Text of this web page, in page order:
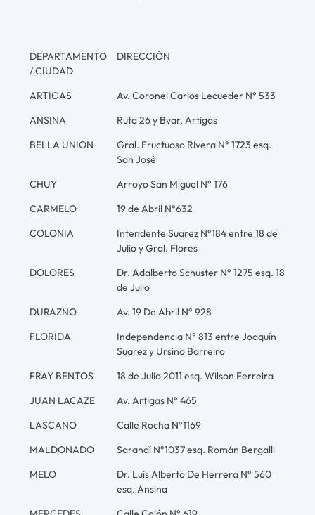
DEPARTAMENTO
/ CIUDAD
DIRECCIÓN
ARTIGAS
Av. Coronel Carlos Lecueder N° 533
ANSINA
Ruta 26 y Bvar. Artigas
BELLA UNION
Gral. Fructuoso Rivera N° 1723 esq.
San José
CHUY
Arroyo San Miguel N° 176
CARMELO
19 de Abril N°632
COLONIA
Intendente Suarez N°184 entre 18 de
Julio y Gral. Flores
DOLORES
Dr. Adalberto Schuster N° 1275 esq. 18
de Julio
DURAZNO
Av. 19 De Abril N° 928
FLORIDA
Independencia N° 813 entre Joaquín
Suarez y Ursino Barreiro
FRAY BENTOS
18 de Julio 2011 esq. Wilson Ferreira
JUAN LACAZE
Av. Artigas N° 465
LASCANO
Calle Rocha N°1169
MALDONADO
Sarandí N°1037 esq. Román Bergalli
MELO
Dr. Luis Alberto De Herrera N° 560
esq. Ansina